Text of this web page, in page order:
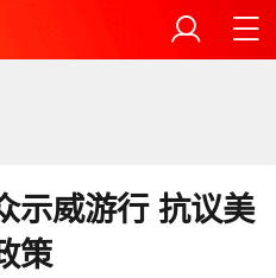
示威游行 抗议美
策